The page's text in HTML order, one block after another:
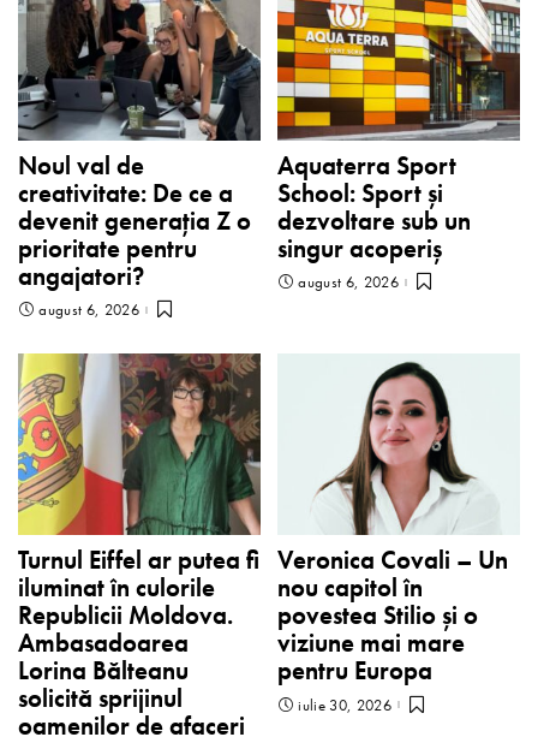
Noul val de
creativitate: De ce a
devenit generația Z o
prioritate pentru
angajatori?
august 6, 2026
Aquaterra Sport
School: Sport și
dezvoltare sub un
singur acoperiș
august 6, 2026
Turnul Eiffel ar putea fi
iluminat în culorile
Republicii Moldova.
Ambasadoarea
Lorina Bălteanu
solicită sprijinul
oamenilor de afaceri
Veronica Covali – Un
nou capitol în
povestea Stilio și o
viziune mai mare
pentru Europa
iulie 30, 2026